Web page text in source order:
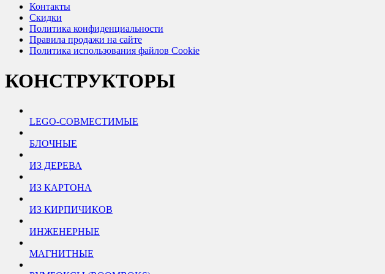
Контакты
Скидки
Политика конфиденциальности
Правила продажи на сайте
Политика использования файлов Cookie
КОНСТРУКТОРЫ
LEGO-СОВМЕСТИМЫЕ
БЛОЧНЫЕ
ИЗ ДЕРЕВА
ИЗ КАРТОНА
ИЗ КИРПИЧИКОВ
ИНЖЕНЕРНЫЕ
МАГНИТНЫЕ